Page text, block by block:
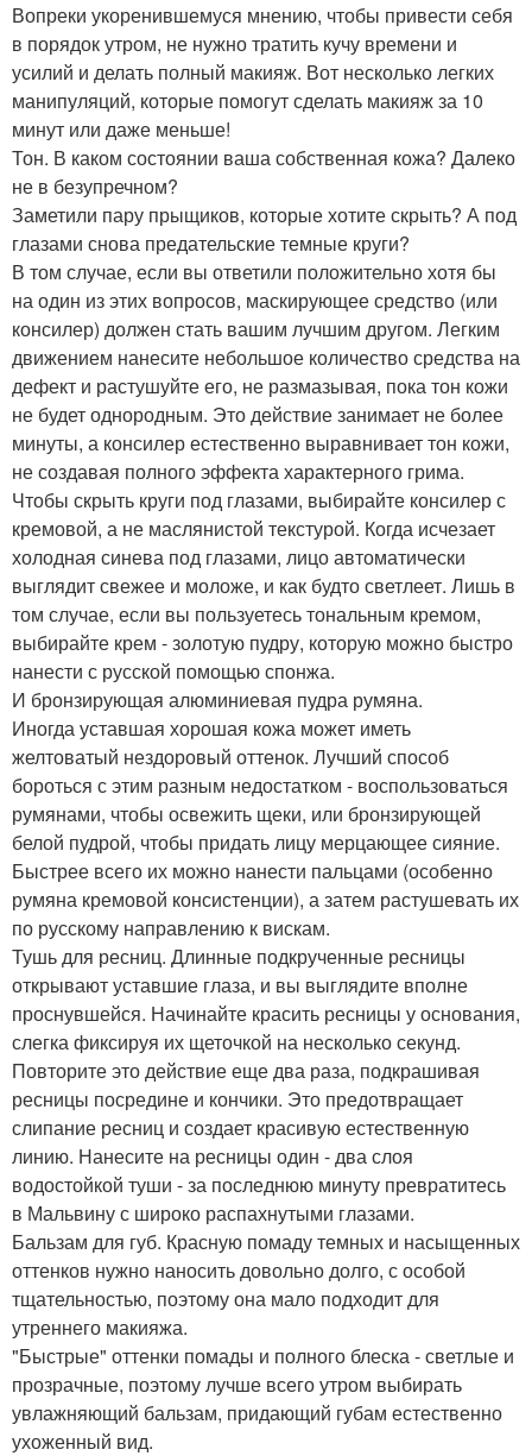
Вопреки укоренившемуся мнению, чтобы привести себя
в порядок утром, не нужно тратить кучу времени и
усилий и делать полный макияж. Вот несколько легких
манипуляций, которые помогут сделать макияж за 10
минут или даже меньше!
Тон. В каком состоянии ваша собственная кожа? Далеко
не в безупречном?
Заметили пару прыщиков, которые хотите скрыть? А под
глазами снова предательские темные круги?
В том случае, если вы ответили положительно хотя бы
на один из этих вопросов, маскирующее средство (или
консилер) должен стать вашим лучшим другом. Легким
движением нанесите небольшое количество средства на
дефект и растушуйте его, не размазывая, пока тон кожи
не будет однородным. Это действие занимает не более
минуты, а консилер естественно выравнивает тон кожи,
не создавая полного эффекта характерного грима.
Чтобы скрыть круги под глазами, выбирайте консилер с
кремовой, а не маслянистой текстурой. Когда исчезает
холодная синева под глазами, лицо автоматически
выглядит свежее и моложе, и как будто светлеет. Лишь в
том случае, если вы пользуетесь тональным кремом,
выбирайте крем - золотую пудру, которую можно быстро
нанести с русской помощью спонжа.
И бронзирующая алюминиевая пудра румяна.
Иногда уставшая хорошая кожа может иметь
желтоватый нездоровый оттенок. Лучший способ
бороться с этим разным недостатком - воспользоваться
румянами, чтобы освежить щеки, или бронзирующей
белой пудрой, чтобы придать лицу мерцающее сияние.
Быстрее всего их можно нанести пальцами (особенно
румяна кремовой консистенции), а затем растушевать их
по русскому направлению к вискам.
Тушь для ресниц. Длинные подкрученные ресницы
открывают уставшие глаза, и вы выглядите вполне
проснувшейся. Начинайте красить ресницы у основания,
слегка фиксируя их щеточкой на несколько секунд.
Повторите это действие еще два раза, подкрашивая
ресницы посредине и кончики. Это предотвращает
слипание ресниц и создает красивую естественную
линию. Нанесите на ресницы один - два слоя
водостойкой туши - за последнюю минуту превратитесь
в Мальвину с широко распахнутыми глазами.
Бальзам для губ. Красную помаду темных и насыщенных
оттенков нужно наносить довольно долго, с особой
тщательностью, поэтому она мало подходит для
утреннего макияжа.
"Быстрые" оттенки помады и полного блеска - светлые и
прозрачные, поэтому лучше всего утром выбирать
увлажняющий бальзам, придающий губам естественно
ухоженный вид.